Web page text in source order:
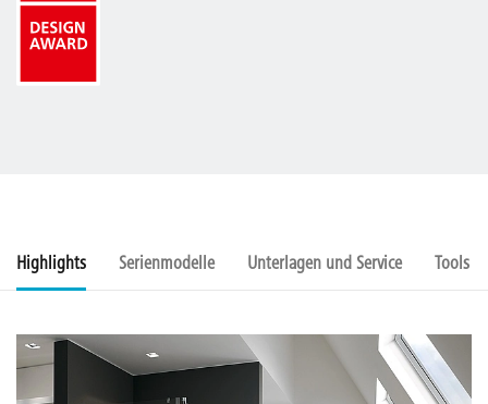
Highlights Serienmodelle Unterlagen und Service Tools